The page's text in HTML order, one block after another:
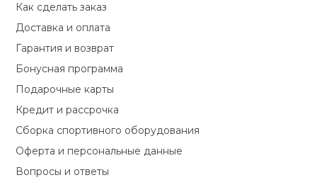
Как сделать заказ
Доставка и оплата
Гарантия и возврат
Бонусная программа
Подарочные карты
Кредит и рассрочка
Сборка спортивного оборудования
Оферта и персональные данные
Вопросы и ответы